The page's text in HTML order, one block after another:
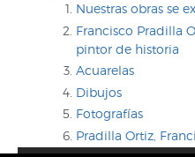
Nuestras obras se
Francisco Pradilla
pintor de historia
Acuarelas
Dibujos
Fotografías
Pradilla Ortiz,